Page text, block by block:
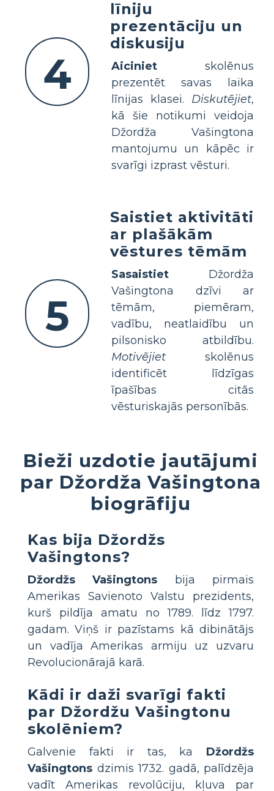
4
līniju
prezentāciju un
diskusiju
Aiciniet skolēnus
prezentēt savas laika
līnijas klasei. Diskutējiet,
kā šie notikumi veidoja
Džordža Vašingtona
mantojumu un kāpēc ir
svarīgi izprast vēsturi.
5
Saistiet aktivitāti
ar plašākām
vēstures tēmām
Sasaistiet Džordža
Vašingtona dzīvi ar
tēmām, piemēram,
vadību, neatlaidību un
pilsonisko atbildību.
Motivējiet skolēnus
identificēt līdzīgas
īpašības citās
vēsturiskajās personībās.
Bieži uzdotie jautājumi
par Džordža Vašingtona
biogrāfiju
Kas bija Džordžs
Vašingtons?
Džordžs Vašingtons bija pirmais
Amerikas Savienoto Valstu prezidents,
kurš pildīja amatu no 1789. līdz 1797.
gadam. Viņš ir pazīstams kā dibinātājs
un vadīja Amerikas armiju uz uzvaru
Revolucionārajā karā.
Kādi ir daži svarīgi fakti
par Džordžu Vašingtonu
skolēniem?
Galvenie fakti ir tas, ka Džordžs
Vašingtons dzimis 1732. gadā, palīdzēja
vadīt Amerikas revolūciju, kļuva par